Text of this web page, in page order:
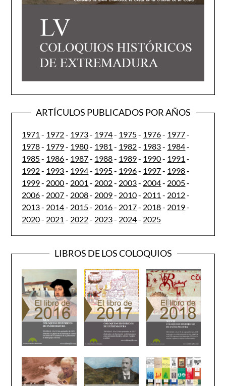
ARTÍCULOS PUBLICADOS POR AÑOS
1971 - 1972- 1973- 1974- 1975- 1976- 1977-
1978- 1979- 1980- 1981 - 1982- 1983- 1984-
1985- 1986- 1987- 1988- 1989- 1990- 1991 -
1992- 1993- 1994- 1995- 1996- 1997- 1998-
1999- 2000- 2001 - 2002- 2003- 2004- 2005-
2006- 2007- 2008- 2009- 2010- 2011 - 2012-
2013- 2014- 2015- 2016- 2017- 2018- 2019-
2020- 2021 - 2022- 2023- 2024- 2025
LIBROS DE LOS COLOQUIOS